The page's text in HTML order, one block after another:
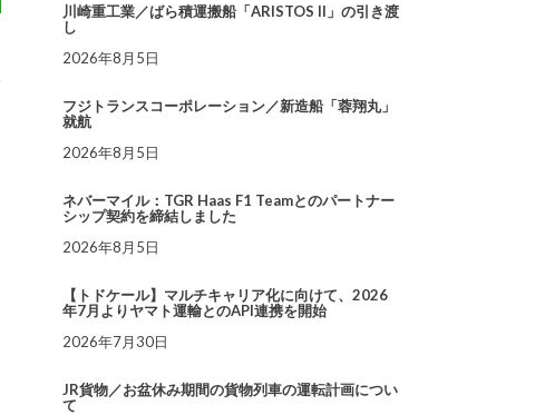
川崎重工業／ばら積運搬船「ARISTOS II」の引き渡
し
2026年8月5日
フジトランスコーポレーション／新造船「蓉翔丸」
就航
2026年8月5日
ネバーマイル：TGR Haas F1 Teamとのパートナー
シップ契約を締結しました
2026年8月5日
【トドケール】マルチキャリア化に向けて、2026
年7月よりヤマト運輸とのAPI連携を開始
2026年7月30日
JR貨物／お盆休み期間の貨物列車の運転計画につい
て